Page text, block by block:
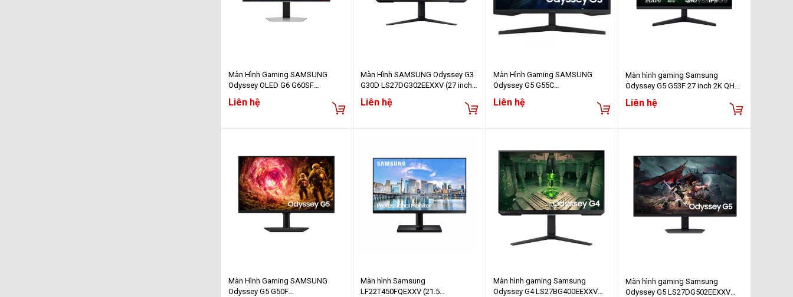
Màn Hình Gaming SAMSUNG
Odyssey OLED G6 G60SF
- 2K - 500Hz - 0.03ms)
Liên hệ
Màn Hình SAMSUNG Odyssey G3
G30D LS27DG302EEXXV (27 inch -
Liên hệ
Màn Hình Gaming SAMSUNG
Odyssey G5 G55C
VA - 165Hz - 1ms - FreeSync -
Liên hệ
Màn hình gaming Samsung
Odyssey G5 G53F 27 inch 2K QHD
(LS27FG530EEXXV)
Liên hệ
Màn Hình Gaming SAMSUNG
Odyssey G5 G50F
Màn hình Samsung
LF22T450FQEXXV (21.5
Màn hình gaming Samsung
Odyssey G4 LS27BG400EEXXV
Màn hình gaming Samsung
Odyssey G5 LS27DG502EEXXV